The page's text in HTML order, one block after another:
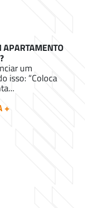
um
isso: “Coloca
+